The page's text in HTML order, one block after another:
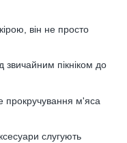
він не просто
звичайним пікніком до
прокручування м'яса
слугують